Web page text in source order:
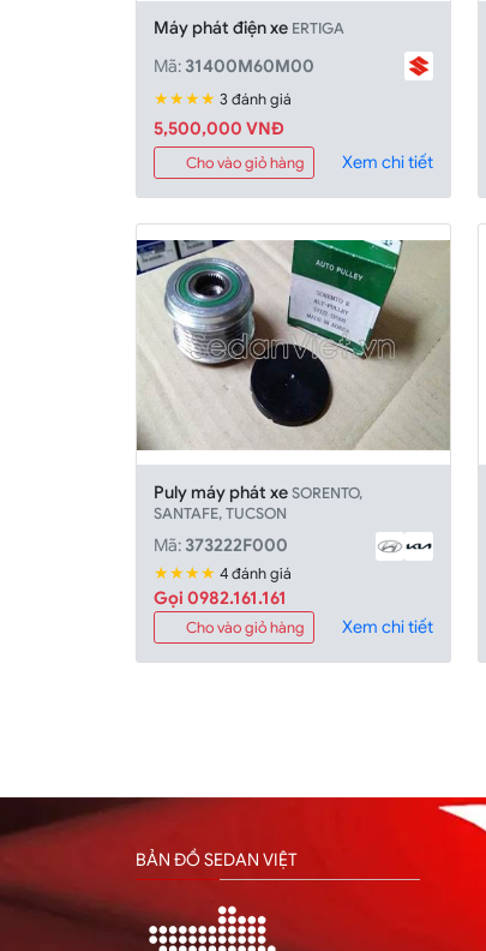
Máy phát điện xe ERTIGA
Mã: 31400M60M00
★★★★ 3 đánh giá
5,500,000 VNĐ
Cho vào giỏ hàng Xem chi tiết
Puly máy phát xeSORENTO,
SANTAFE, TUCSON
Mã: 373222F000
★★★★ 4 đánh giá
Gọi 0982.161.161
Cho vào giỏ hàng Xem chi tiết
BẢN ĐỒ SEDAN VIỆT